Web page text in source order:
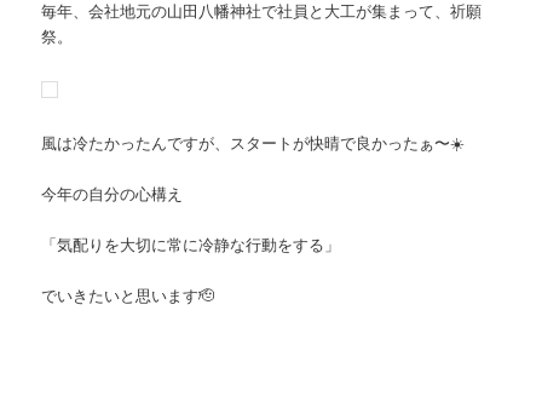
毎年、会社地元の山田八幡神社で社員と大工が集まって、祈願
祭。
風は冷たかったんですが、スタートが快晴で良かったぁ〜☀️
今年の自分の心構え
「気配りを大切に常に冷静な行動をする」
でいきたいと思います🫡